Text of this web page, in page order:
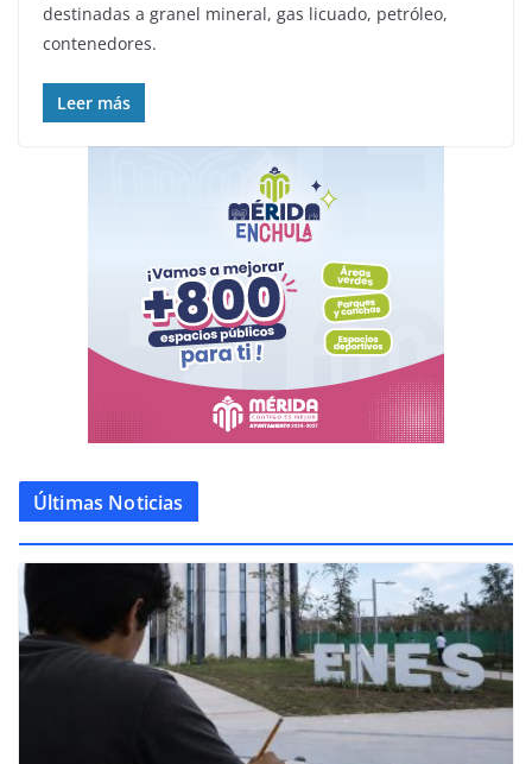
destinadas a granel mineral, gas licuado, petróleo,
contenedores.
Leer más
Últimas Noticias